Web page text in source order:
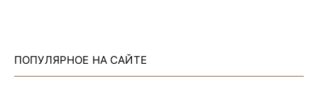
ПОПУЛЯРНОЕ НА САЙТЕ